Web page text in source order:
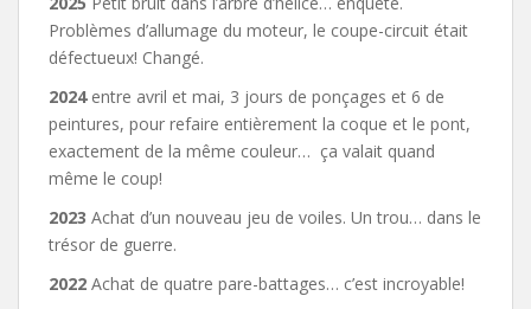
Problèmes d’allumage du moteur, le coupe-circuit était
défectueux! Changé.
2024entre avril et mai, 3 jours de ponçages et 6 de
peintures, pour refaire entièrement la coque et le pont,
exactement de la même couleur… ça valait quand
même le coup!
2023 Achat d’un nouveau jeu de voiles. Un trou… dans le
trésor de guerre.
2022 Achat de quatre pare-battages… c’est incroyable!